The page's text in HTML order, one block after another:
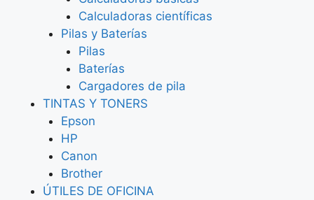
Calculadoras científicas
Pilas y Baterías
Pilas
Baterías
Cargadores de pila
TINTAS Y TONERS
Epson
HP
Canon
Brother
ÚTILES DE OFICINA